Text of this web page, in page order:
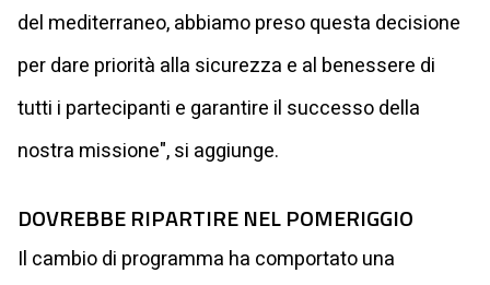
del mediterraneo, abbiamo preso questa decisione
per dare priorità alla sicurezza e al benessere di
tutti i partecipanti e garantire il successo della
nostra missione", si aggiunge.
DOVREBBE RIPARTIRE NEL POMERIGGIO
Il cambio di programma ha comportato una